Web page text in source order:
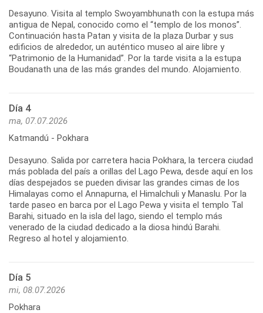
Desayuno. Visita al templo Swoyambhunath con la estupa más
antigua de Nepal, conocido como el “templo de los monos”.
Continuación hasta Patan y visita de la plaza Durbar y sus
edificios de alrededor, un auténtico museo al aire libre y
“Patrimonio de la Humanidad”. Por la tarde visita a la estupa
Boudanath una de las más grandes del mundo. Alojamiento.
Día 4
ma, 07.07.2026
Katmandú - Pokhara
Desayuno. Salida por carretera hacia Pokhara, la tercera ciudad
más poblada del país a orillas del Lago Pewa, desde aquí en los
días despejados se pueden divisar las grandes cimas de los
Himalayas como el Annapurna, el Himalchuli y Manaslu. Por la
tarde paseo en barca por el Lago Pewa y visita el templo Tal
Barahi, situado en la isla del lago, siendo el templo más
venerado de la ciudad dedicado a la diosa hindú Barahi.
Regreso al hotel y alojamiento.
Día 5
mi, 08.07.2026
Pokhara